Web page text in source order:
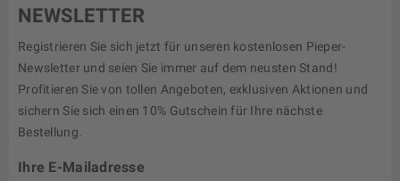
NEWSLETTER
Registrieren Sie sich jetzt für unseren kostenlosen Pieper-
Newsletter und seien Sie immer auf dem neusten Stand!
Profitieren Sie von tollen Angeboten, exklusiven Aktionen und
sichern Sie sich einen 10% Gutschein für Ihre nächste
Bestellung.
Ihre E-Mailadresse